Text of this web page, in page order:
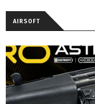
AIRSOFT